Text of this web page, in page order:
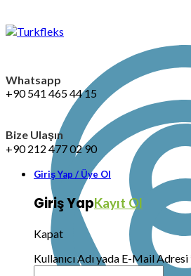
Whatsapp
+90 541 465 44 15
Bize Ulaşın
+90 212 477 02 90
Giriş Yap / Üye Ol
Giriş YapKayıt Ol
Kapat
Kullanıcı Adı yada E-Mail Adresi